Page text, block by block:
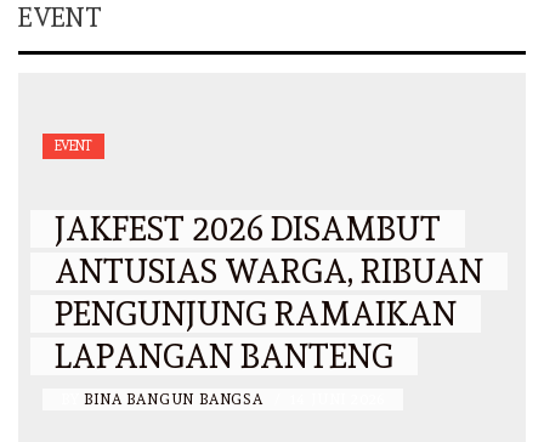
EVENT
EVENT
JAKFEST 2026 DISAMBUT
ANTUSIAS WARGA, RIBUAN
PENGUNJUNG RAMAIKAN
LAPANGAN BANTENG
BINA BANGUN BANGSA